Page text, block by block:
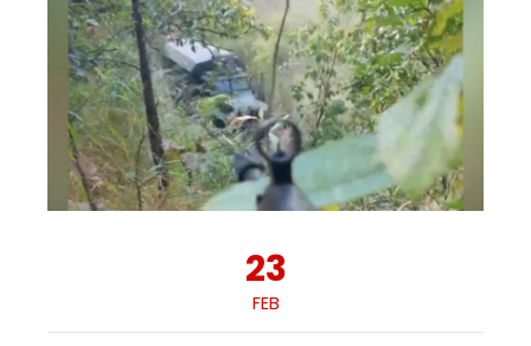
23
FEB